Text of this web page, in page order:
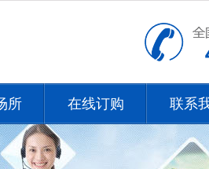
所 在线订购 联系